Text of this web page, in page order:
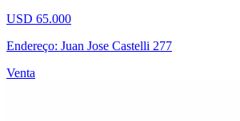
USD 65.000
Endereço: Juan Jose Castelli 277
Venta